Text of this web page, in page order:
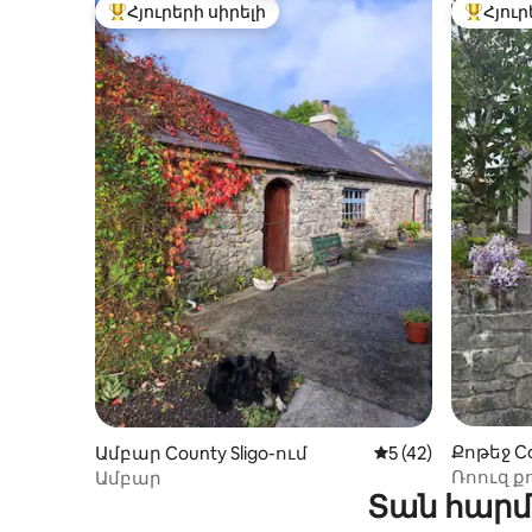
Հյուրերի սիրելի լավագույն տները
Հյուրերի սիրելի
Ամբար County Sligo-ում Միջին
5 (42)
Ամբար
Քոթեջ
Ռոուզ
Տան